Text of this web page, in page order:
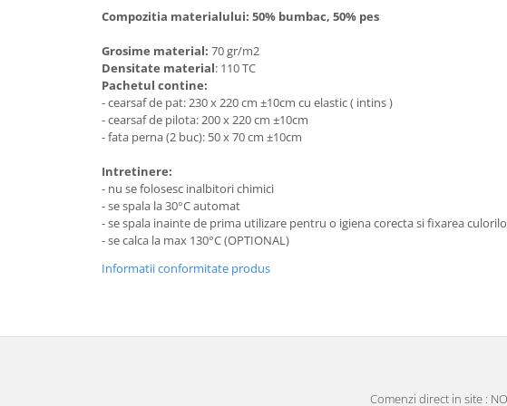
Compozitia materialului: 50% bumbac, 50% pes
Grosime material: 70 gr/m2
Densitate material: 110 TC
Pachetul contine:
- cearsaf de pat: 230 x 220 cm ±10cm cu elastic ( intins )
- cearsaf de pilota: 200 x 220 cm ±10cm
- fata perna (2 buc): 50 x 70 cm ±10cm
Intretinere:
- nu se folosesc inalbitori chimici
- se spala la 30°C automat
- se spala inainte de prima utilizare pentru o igiena corecta si fixarea
- se calca la max 130°C (OPTIONAL)
Informatii conformitate produs
Comenzi direct in site :